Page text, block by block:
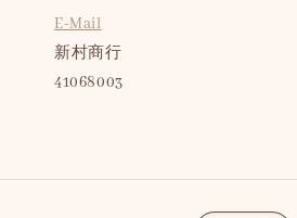
E-Mail
新村商行
41068003